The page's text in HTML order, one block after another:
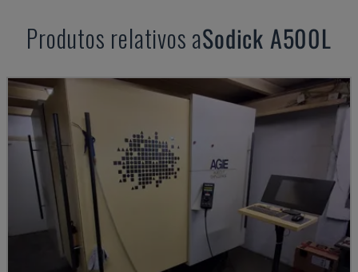
Produtos relativos aSodick A500L